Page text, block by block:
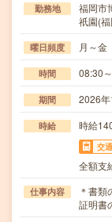
勤務地
福岡市
祇園(
曜日頻度 月～金
時間 08:30
期間 2026
時給 時給
交
全額支
仕事内容
＊書類
証明書